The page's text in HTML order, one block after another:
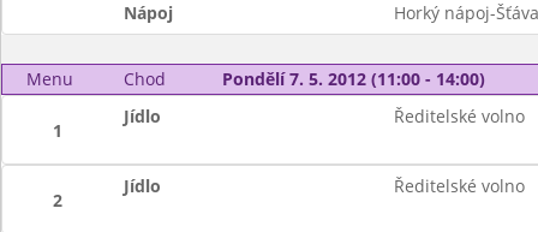
Nápoj
Horký nápoj-Šťáva
Menu Chod Pondělí 7. 5. 2012 (11:00 - 14:00)
1
Jídlo Ředitelské volno
2
Jídlo Ředitelské volno